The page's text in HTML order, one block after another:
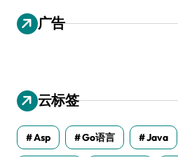
广告
云标签
Asp Go语言 Java